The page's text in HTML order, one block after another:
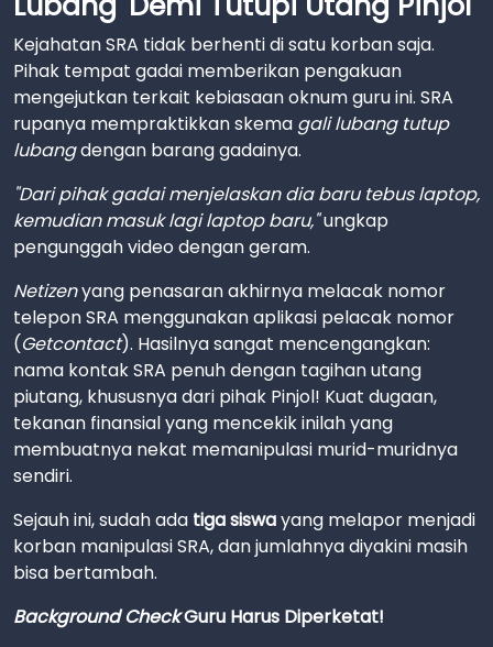
Kejahatan SRA tidak berhenti di satu korban saja.
Pihak tempat gadai memberikan pengakuan
mengejutkan terkait kebiasaan oknum guru ini. SRA
rupanya mempraktikkan skema gali lubang tutup
lubangdengan barang gadainya.
"Dari pihak gadai menjelaskan dia baru tebus laptop,
kemudian masuk lagi laptop baru,"ungkap
pengunggah video dengan geram.
Netizenyang penasaran akhirnya melacak nomor
telepon SRA menggunakan aplikasi pelacak nomor
(Getcontact). Hasilnya sangat mencengangkan:
nama kontak SRA penuh dengan tagihan utang
piutang, khususnya dari pihak Pinjol! Kuat dugaan,
tekanan finansial yang mencekik inilah yang
membuatnya nekat memanipulasi murid-muridnya
sendiri.
Sejauh ini, sudah ada tiga siswayang melapor menjadi
korban manipulasi SRA, dan jumlahnya diyakini masih
bisa bertambah.
Background CheckGuru Harus Diperketat!